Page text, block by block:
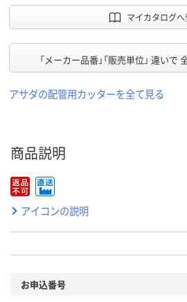
マイカタログへ
「メーカー品番」「販売単位」 違いで
アサダの配管用カッターを全て見る
商品説明
アイコンの説明
お申込番号